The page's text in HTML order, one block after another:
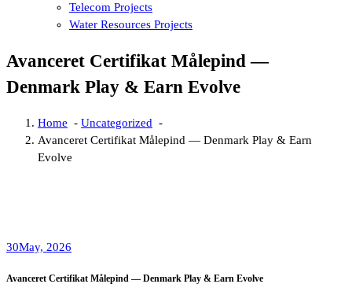
Telecom Projects
Water Resources Projects
Avanceret Certifikat Målepind —
Denmark Play & Earn Evolve
Home - Uncategorized -
Avanceret Certifikat Målepind — Denmark Play & Earn
Evolve
30May, 2026
Avanceret Certifikat Målepind — Denmark Play & Earn Evolve